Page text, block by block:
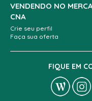
VENDENDO NO
CNA
Crie seu perfil
Faça sua oferta
FIQUE EM